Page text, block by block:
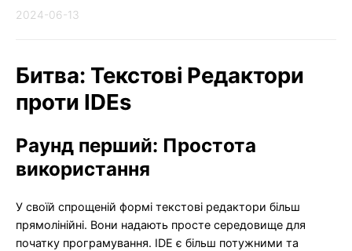
2024-06-13
Битва: Текстові Редактори
проти IDEs
Раунд перший: Простота
використання
У своїй спрощеній формі текстові редактори більш
прямолінійні. Вони надають просте середовище для
початку програмування. IDE є більш потужними та